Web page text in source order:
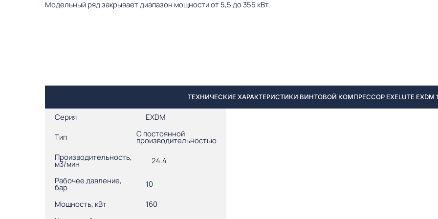
Модельный ряд закрывает диапазон мощности от 5,5 до 355 кВт.
ТЕХНИЧЕСКИЕ ХАРАКТЕРИСТИКИ ВИНТОВОЙ КОМПРЕССОР EXELUTE EXDM
Серия EXDM
Тип С постоянной
производительностью
Производительность,
м3/мин 24.4
Рабочее давление,
бар 10
Мощность, кВт
160